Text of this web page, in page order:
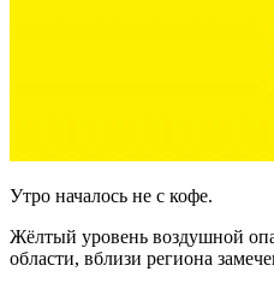
Утро началось не с кофе.
Жёлтый уровень воздушной
области, вблизи региона